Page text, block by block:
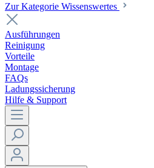
Zur Kategorie Wissenswertes
Ausführungen
Reinigung
Vorteile
Montage
FAQs
Ladungssicherung
Hilfe & Support